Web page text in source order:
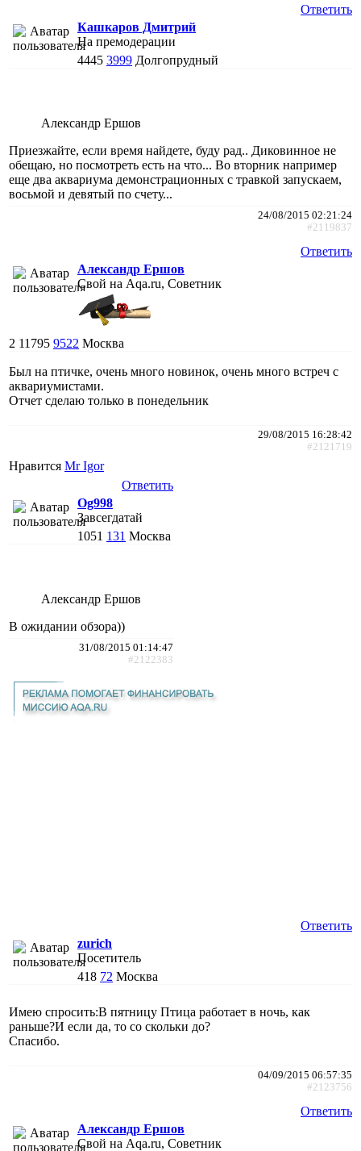
Ответить
Кашкаров Дмитрий
На премодерации
4445 3999 Долгопрудный
Александр Ершов
Приезжайте, если время найдете, буду рад.. Диковинное не
обещаю, но посмотреть есть на что... Во вторник например
еще два аквариума демонстрационных с травкой запускаем,
восьмой и девятый по счету...
24/08/2015 02:21:24
#2119837
Ответить
Александр Ершов
Свой на Aqa.ru, Советник
2 11795 9522 Москва
Был на птичке, очень много новинок, очень много встреч с
аквариумистами.
Отчет сделаю только в понедельник
29/08/2015 16:28:42
#2121719
Нравится Mr Igor
Ответить
Og998
Завсегдатай
1051 131 Москва
Александр Ершов
В ожидании обзора))
31/08/2015 01:14:47
#2122383
Ответить
zurich
Посетитель
418 72 Москва
Имею спросить:В пятницу Птица работает в ночь, как
раньше?И если да, то со скольки до?
Спасибо.
04/09/2015 06:57:35
#2123756
Ответить
Александр Ершов
Свой на Aqa.ru, Советник